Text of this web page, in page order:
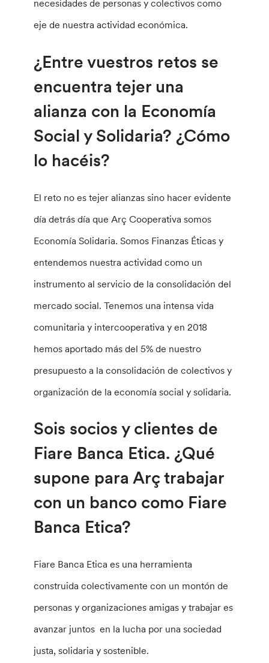
necesidades de personas y colectivos como
eje de nuestra actividad económica.
¿Entre vuestros retos se
encuentra tejer una
alianza con la Economía
Social y Solidaria? ¿Cómo
lo hacéis?
El reto no es tejer alianzas sino hacer evidente
día detrás día que Arç Cooperativa somos
Economía Solidaria. Somos Finanzas Éticas y
entendemos nuestra actividad como un
instrumento al servicio de la consolidación del
mercado social. Tenemos una intensa vida
comunitaria y intercooperativa y en 2018
hemos aportado más del 5% de nuestro
presupuesto a la consolidación de colectivos y
organización de la economía social y solidaria.
Sois socios y clientes de
Fiare Banca Etica. ¿Qué
supone para Arç trabajar
con un banco como Fiare
Banca Etica?
Fiare Banca Etica es una herramienta
construida colectivamente con un montón de
personas y organizaciones amigas y trabajar es
avanzar juntos en la lucha por una sociedad
justa, solidaria y sostenible.